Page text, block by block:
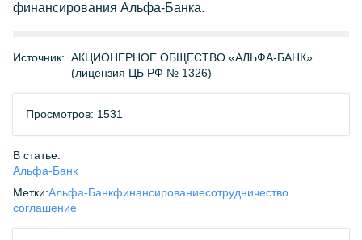
финансирования Альфа-Банка.
Источник: АКЦИОНЕРНОЕ ОБЩЕСТВО «АЛЬФА-БАНК»
(лицензия ЦБ РФ № 1326)
Просмотров: 1531
В статье:
Альфа-Банк
Метки:Альфа-Банкфинансированиесотрудничество
соглашение